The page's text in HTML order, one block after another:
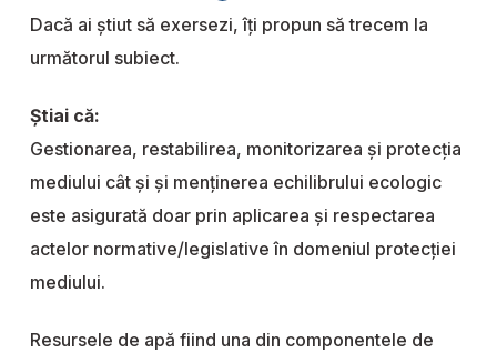
Dacă ai știut să exersezi, îți propun să trecem la
următorul subiect.
Știai că:
Gestionarea, restabilirea, monitorizarea şi protecţia
mediului cât și şi menţinerea echilibrului ecologic
este asigurată doar prin aplicarea și respectarea
actelor normative/legislative în domeniul protecției
mediului.
Resursele de apă fiind una din componentele de